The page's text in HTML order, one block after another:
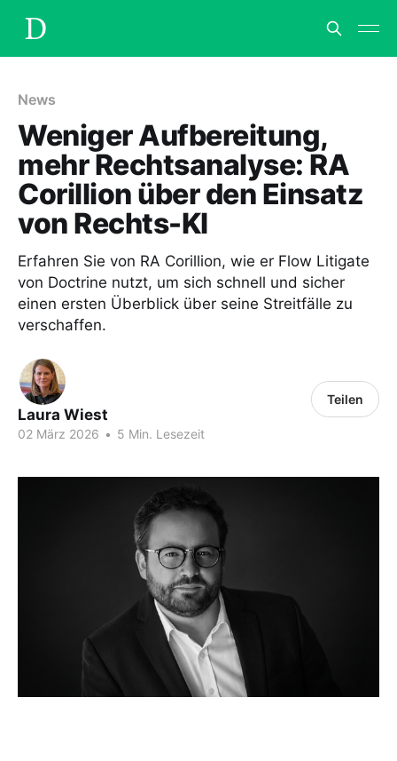
News
Weniger Aufbereitung,
mehr Rechtsanalyse: RA
Corillion über den Einsatz
von Rechts-KI
Erfahren Sie von RA Corillion, wie er Flow Litigate
von Doctrine nutzt, um sich schnell und sicher
einen ersten Überblick über seine Streitfälle zu
verschaffen.
Laura Wiest
02 März 2026 • 5 Min. Lesezeit
Teilen